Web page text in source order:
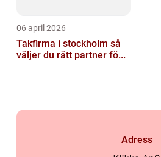
06 april 2026
Takfirma i stockholm så
väljer du rätt partner fö...
Adress